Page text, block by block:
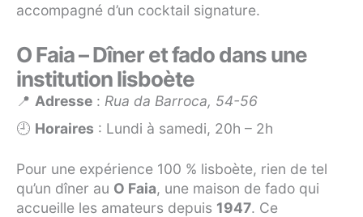
accompagné d’un cocktail signature.
O Faia – Dîner et fado dans une
institution lisboète
📍 Adresse : Rua da Barroca, 54-56
🕘 Horaires : Lundi à samedi, 20h – 2h
Pour une expérience 100 % lisboète, rien de tel
qu’un dîner au O Faia, une maison de fado qui
accueille les amateurs depuis 1947. Ce